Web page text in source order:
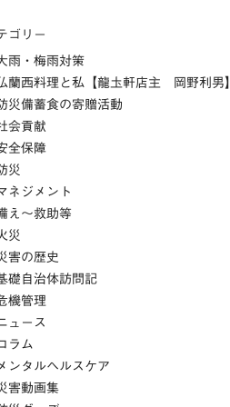
ゴリー
雨・梅雨対策
蘭西料理と私【龍圡軒店主 岡野利男】
災備蓄食の寄贈活動
会貢献
全保障
災
ネジメント
え～救助等
災
害の歴史
礎自治体訪問記
機管理
ュース
ラム
ンタルヘルスケア
害動画集